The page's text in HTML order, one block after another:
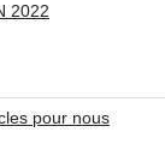
2022
pour nous